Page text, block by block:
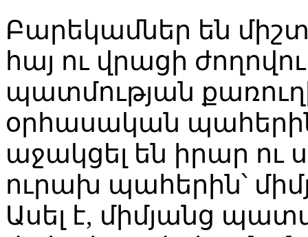
Բարեկամներ են միշտ
հայ ու վրացի
պատմության
օրհասական
աջակցել են իրար ու
ուրախ պահերին՝
Ասել է, միմյանց